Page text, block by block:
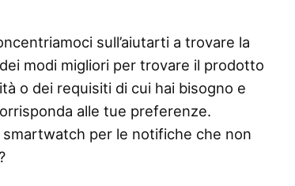
sull’aiutarti a trovare la
modi migliori per trovare il prodotto
o dei requisiti di cui hai bisogno e
alle tue preferenze.
per le notifiche che non